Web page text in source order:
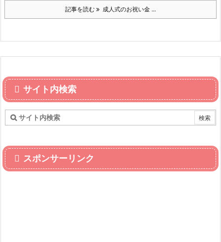
記事を読む 成人式のお祝い金 ...
サイト内検索
スポンサーリンク